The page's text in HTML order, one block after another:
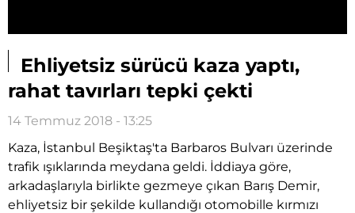
Ehliyetsiz sürücü kaza yaptı,
rahat tavırları tepki çekti
14 Temmuz 2018 - 13:25
Kaza, İstanbul Beşiktaş'ta Barbaros Bulvarı üzerinde
trafik ışıklarında meydana geldi. İddiaya göre,
arkadaşlarıyla birlikte gezmeye çıkan Barış Demir,
ehliyetsiz bir şekilde kullandığı otomobille kırmızı